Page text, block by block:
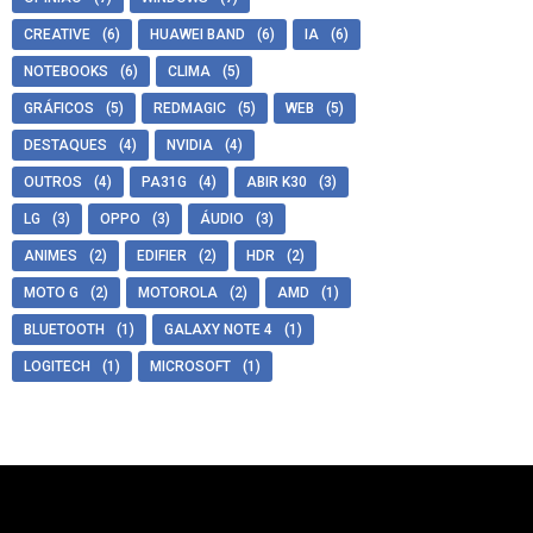
CREATIVE (6) HUAWEI BAND (6) IA (6)
NOTEBOOKS (6) CLIMA (5)
GRÁFICOS (5) REDMAGIC (5) WEB (5)
DESTAQUES (4) NVIDIA (4)
OUTROS (4) PA31G (4) ABIR K30 (3)
LG (3) OPPO (3) ÁUDIO (3)
ANIMES (2) EDIFIER (2) HDR (2)
MOTO G (2) MOTOROLA (2) AMD (1)
BLUETOOTH (1) GALAXY NOTE 4 (1)
LOGITECH (1) MICROSOFT (1)